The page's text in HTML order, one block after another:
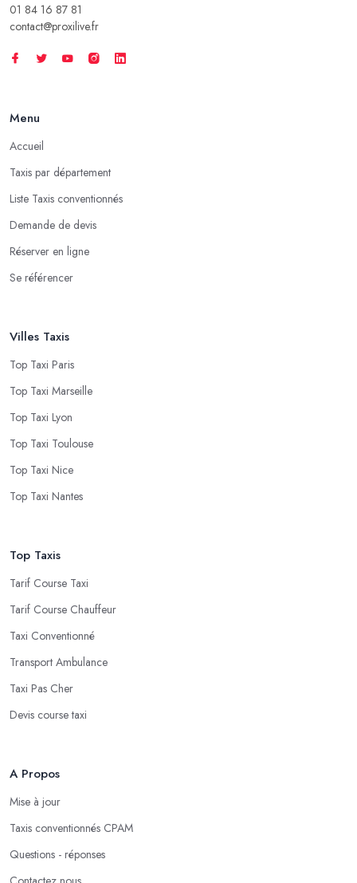
01 84 16 87 81
contact@proxilive.fr
Menu
Accueil
Taxis par département
Liste Taxis conventionnés
Demande de devis
Réserver en ligne
Se référencer
Villes Taxis
Top Taxi Paris
Top Taxi Marseille
Top Taxi Lyon
Top Taxi Toulouse
Top Taxi Nice
Top Taxi Nantes
Top Taxis
Tarif Course Taxi
Tarif Course Chauffeur
Taxi Conventionné
Transport Ambulance
Taxi Pas Cher
Devis course taxi
A Propos
Mise à jour
Taxis conventionnés CPAM
Questions - réponses